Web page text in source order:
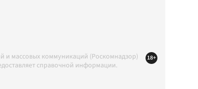
и массовых коммуникаций (Роскомнадзор)
справочной информации.
18+